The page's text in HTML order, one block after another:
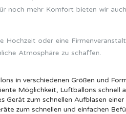
noch mehr Komfort bieten wir
Hochzeit oder eine
Atmosphäre zu schaffen.
in verschiedenen Größen und
Möglichkeit, Luftballons schnell
Gerät zum schnellen Aufblasen
zum schnellen und einfachen